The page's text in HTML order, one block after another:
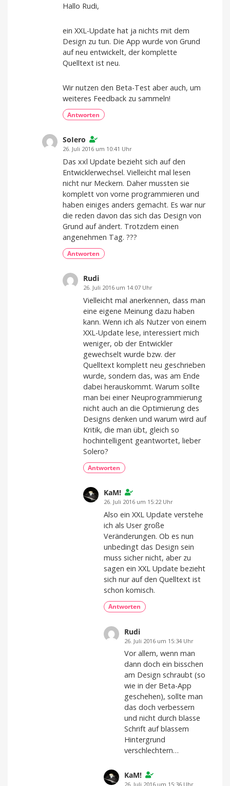
Hallo Rudi,
ein XXL-Update hat ja nichts mit dem
Design zu tun. Die App wurde von Grund
auf neu entwickelt, der komplette
Quelltext ist neu.
Wir nutzen den Beta-Test aber auch, um
weiteres Feedback zu sammeln!
Antworten
SoIero
26. Juli 2016 um 10:41 Uhr
Das xxl Update bezieht sich auf den
Entwicklerwechsel. Vielleicht mal lesen
nicht nur Meckern. Daher mussten sie
komplett von vorne programmieren und
haben einiges anders gemacht. Es war nur
die reden davon das sich das Design von
Grund auf ändert. Trotzdem einen
angenehmen Tag. ???
Antworten
Rudi
26. Juli 2016 um 14:07 Uhr
Vielleicht mal anerkennen, dass man
eine eigene Meinung dazu haben
kann. Wenn ich als Nutzer von einem
XXL-Update lese, interessiert mich
weniger, ob der Entwickler
gewechselt wurde bzw. der
Quelltext komplett neu geschrieben
wurde, sondern das, was am Ende
dabei herauskommt. Warum sollte
man bei einer Neuprogrammierung
nicht auch an die Optimierung des
Designs denken und warum wird auf
Kritik, die man übt, gleich so
hochintelligent geantwortet, lieber
Solero?
Antworten
KaM!
26. Juli 2016 um 15:22 Uhr
Also ein XXL Update verstehe
ich als User große
Veränderungen. Ob es nun
unbedingt das Design sein
muss sicher nicht, aber zu
sagen ein XXL Update bezieht
sich nur auf den Quelltext ist
schon komisch.
Antworten
Rudi
26. Juli 2016 um 15:34 Uhr
Vor allem, wenn man
dann doch ein bisschen
am Design schraubt (so
wie in der Beta-App
geschehen), sollte man
das doch verbessern
und nicht durch blasse
Schrift auf blassem
Hintergrund
verschlechtern…
KaM!
26. Juli 2016 um 15:36 Uhr